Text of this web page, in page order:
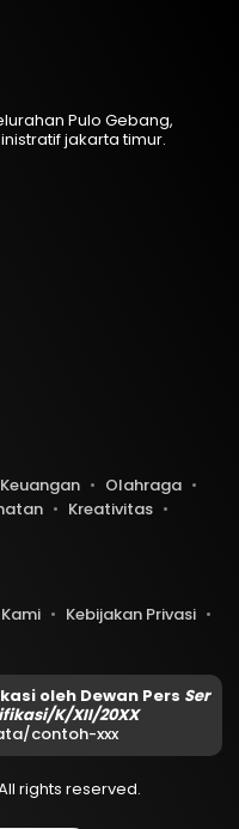
Pulo Gebang,
jakarta timur.
Keuangan
Olahraga
Kreativitas
Kebijakan Privasi
oleh Dewan Pers Ser
K/XII/20XX
contoh-xxx
rights reserved.